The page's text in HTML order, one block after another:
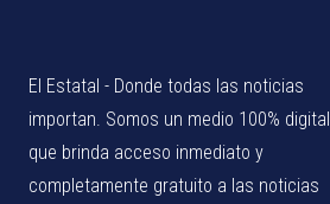
El Estatal - Donde todas las noticias
importan. Somos un medio 100% digital
que brinda acceso inmediato y
completamente gratuito a las noticias